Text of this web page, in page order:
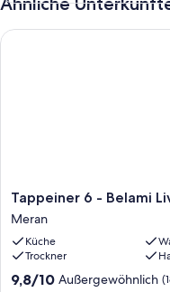
Tappeiner
6
-
Belami
Living
-
Tappeiner 6 -
Meran
Küche
Trockner
9.8
9,8/10 Außergewöhnlich
Tappeiner 6 - Belami